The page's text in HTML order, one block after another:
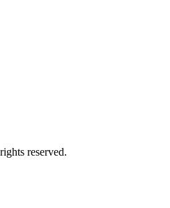
reserved.